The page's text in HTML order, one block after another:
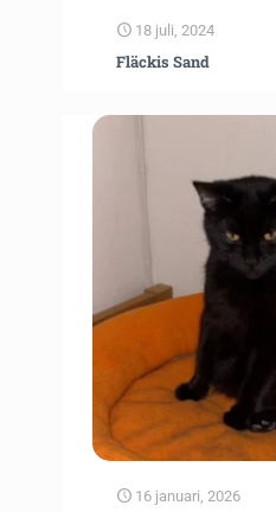
18 juli, 2024
Fläckis Sand
16 januari, 2026